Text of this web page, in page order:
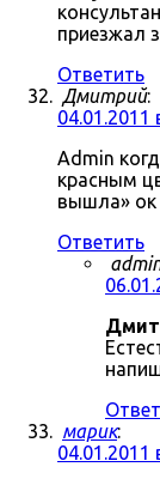
приезжал
Ответить
Дмитрий:
04.01.2011
Admin
красным
вышла» ок
Ответить
марик:
04.01.2011